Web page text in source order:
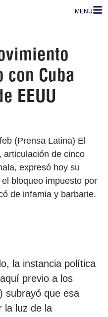
MENU
Cuba
EEUU
(Prensa Latina) El
articulación de cinco
expresó hoy su
bloqueo impuesto por
de infamia y barbarie.
la instancia política
previo a los
subrayó que esa
la luz de la